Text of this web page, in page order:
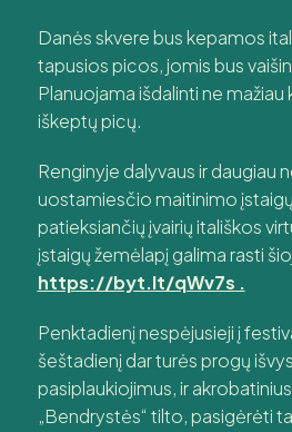
Danės skvere bus kepamos
tapusios picos, jomis bus
Planuojama išdalinti ne
iškeptų picų.
Renginyje dalyvaus ir daugiau
uostamiesčio maitinimo
patieksiančių įvairių itališkos
įstaigų žemėlapį galima rasti
https://byt.lt/qWv7s .
Penktadienį nespėjusieji į
šeštadienį dar turės progų
pasiplaukiojimus, ir
„Bendrystės“ tilto, pasigėrėti